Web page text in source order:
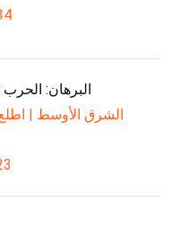
البرهان:
الشرق الأوسط | اطلع